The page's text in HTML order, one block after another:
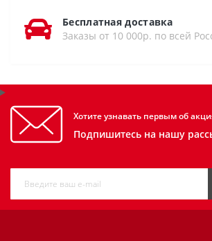
Бесплатная доставка
Заказы от 10 000р. по всей
Хотите узнавать первым об
Подпишитесь на нашу